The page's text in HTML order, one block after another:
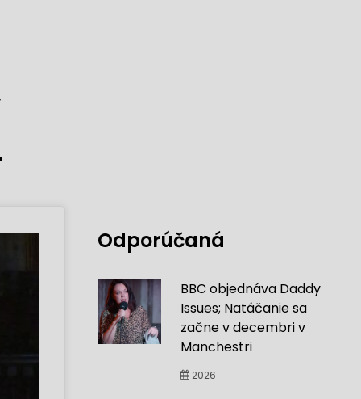
Odporúčaná
BBC objednáva Daddy
Issues; Natáčanie sa
začne v decembri v
Manchestri
2026